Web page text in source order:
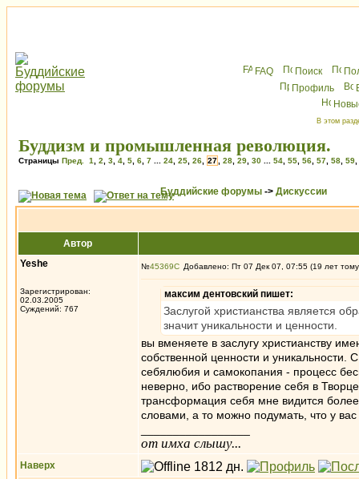
FAQ Поиск
Профиль
В этом
Буддизм и промышленная революция.
Страницы Пред. 1 2 3 4 5 6 7 24 25 26 27 28 29 30 54 55 56 57 58 59
Буддийские форумы -> Дискуссии
Автор
Yeshe
Зарегистрирован:
02.03.2005
Суждений: 767
№45369 Добавлено: Пт 07 Дек 07, 07:55 (19 лет
максим дентовский пишет:
Заслугой христианства является
значит уникальности и ценности.
вы вменяете в заслугу христианству
собственной ценности и
себялюбия и самокопания - процесс
неверно, ибо растворение себя в
трансформация себя мне видится
словами, а то можно подумать, что у
от имха слышу...
Наверх